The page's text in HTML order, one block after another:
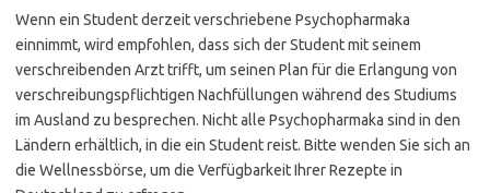
Wenn ein Student derzeit verschriebene Psychopharmaka
einnimmt, wird empfohlen, dass sich der Student mit seinem
verschreibenden Arzt trifft, um seinen Plan für die Erlangung von
verschreibungspflichtigen Nachfüllungen während des Studiums
im Ausland zu besprechen. Nicht alle Psychopharmaka sind in den
Ländern erhältlich, in die ein Student reist. Bitte wenden Sie sich an
die Wellnessbörse, um die Verfügbarkeit Ihrer Rezepte in